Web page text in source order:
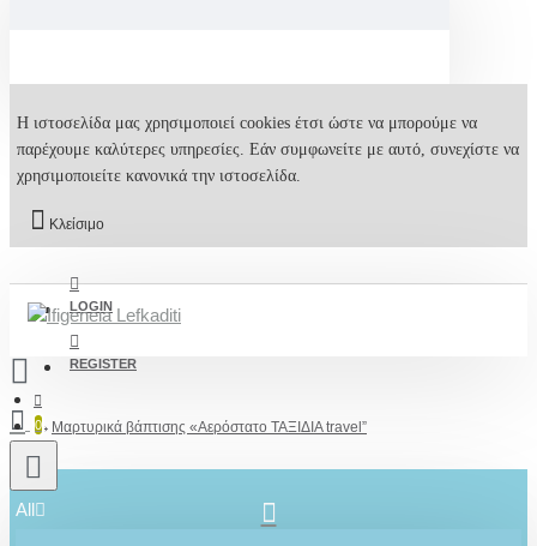
Η ιστοσελίδα μας χρησιμοποιεί cookies έτσι ώστε να μπορούμε να
παρέχουμε καλύτερες υπηρεσίες. Εάν συμφωνείτε με αυτό, συνεχίστε να
χρησιμοποιείτε κανονικά την ιστοσελίδα.
Κλείσιμο
LOGIN
REGISTER
0
All
Μαρτυρικά βάπτισης «Αερόστατο ΤΑΞΙΔΙΑ travel”